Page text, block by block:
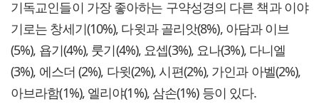
기독교인들이 가장 좋아하는 구약성경의 다른 책과 이야
기로는 창세기(10%), 다윗과 골리앗(8%), 아담과 이브
(5%), 욥기(4%), 룻기(4%), 요셉(3%), 요나(3%), 다니엘
(3%), 에스더 (2%), 다윗(2%), 시편(2%), 가인과 아벨(2%),
아브라함(1%), 엘리야(1%), 삼손(1%) 등이 있다.